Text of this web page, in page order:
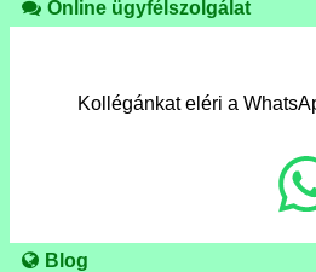
Online ügyfélszolgálat
Kollégánkat eléri a
Blog